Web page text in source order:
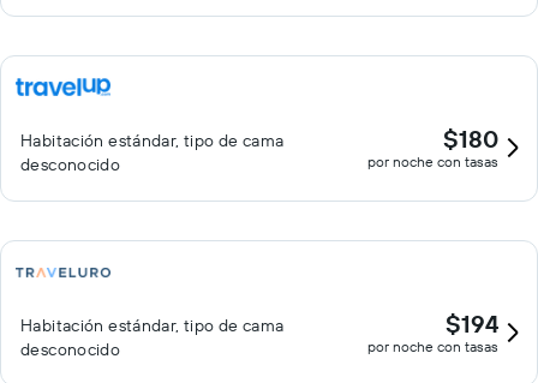
Habitación estándar, tipo de cama
desconocido
$180
por noche con tasas
Habitación estándar, tipo de cama
desconocido
$194
por noche con tasas